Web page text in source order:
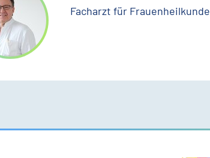
Facharzt für Frauenheilkunde